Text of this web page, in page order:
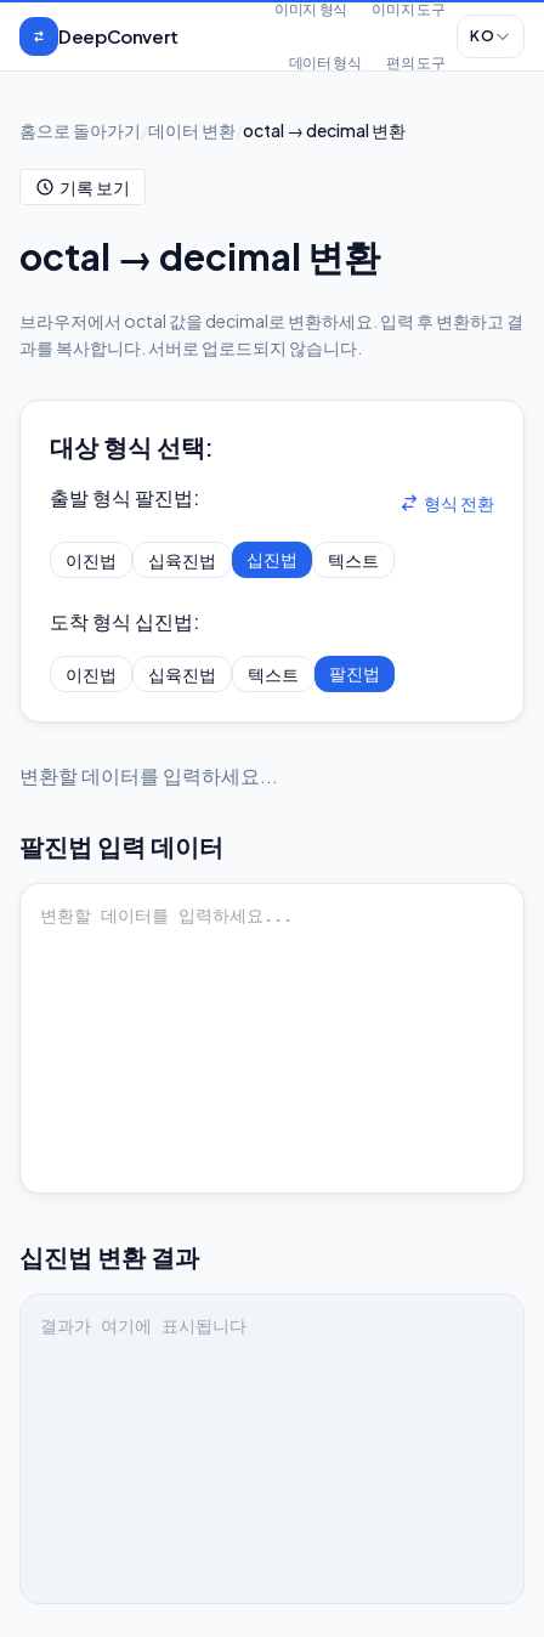
본문으로 건너뛰기
DeepConvert
이미지 형식 이미지 도구
데이터 형식 편의 도구
KO
홈으로 돌아가기 데이터 변환 octal → decimal 변환
기록 보기
octal → decimal 변환
브라우저에서 octal 값을 decimal로 변환하세요. 입력 후 변환하고 결
과를 복사합니다. 서버로 업로드되지 않습니다.
대상 형식 선택:
출발 형식 팔진법: 형식 전환
이진법 십육진법 십진법 텍스트
도착 형식 십진법:
이진법 십육진법 텍스트 팔진법
변환할 데이터를 입력하세요...
팔진법 입력 데이터
십진법 변환 결과